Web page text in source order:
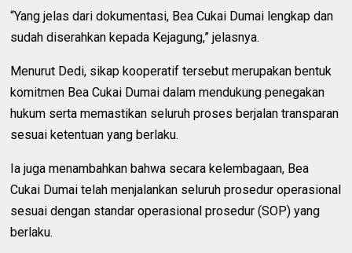
“Yang jelas dari dokumentasi, Bea Cukai Dumai lengkap dan
sudah diserahkan kepada Kejagung,” jelasnya.
Menurut Dedi, sikap kooperatif tersebut merupakan bentuk
komitmen Bea Cukai Dumai dalam mendukung penegakan
hukum serta memastikan seluruh proses berjalan transparan
sesuai ketentuan yang berlaku.
Ia juga menambahkan bahwa secara kelembagaan, Bea
Cukai Dumai telah menjalankan seluruh prosedur operasional
sesuai dengan standar operasional prosedur (SOP) yang
berlaku.